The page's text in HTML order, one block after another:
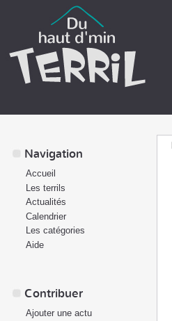
Navigation
Accueil
Les terrils
Actualités
Calendrier
Les catégories
Aide
Contribuer
Ajouter une actu